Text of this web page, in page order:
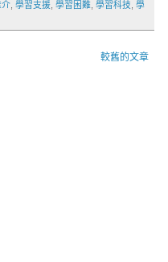
介 學習支援 學習困難 學習科技 學
較舊的文章